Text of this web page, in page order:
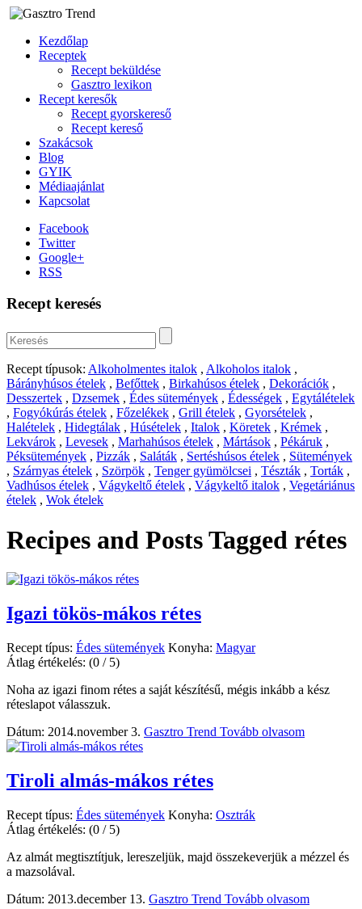
Kezdőlap
Receptek
Recept beküldése
Gasztro lexikon
Recept keresők
Recept gyorskereső
Recept kereső
Szakácsok
Blog
GYIK
Médiaajánlat
Kapcsolat
Facebook
Twitter
Google+
RSS
Recept keresés
Recept típusok: Alkoholmentes italok , Alkoholos italok ,
Bárányhúsos ételek , Befőttek , Birkahúsos ételek , Dekorációk ,
Desszertek , Dzsemek , Édes sütemények , Édességek , Egytálételek
, Fogyókúrás ételek , Főzelékek , Grill ételek , Gyorsételek ,
Halételek , Hidegtálak , Húsételek , Italok , Köretek , Krémek ,
Lekvárok , Levesek , Marhahúsos ételek , Mártások , Pékáruk ,
Péksütemények , Pizzák , Saláták , Sertéshúsos ételek , Sütemények
, Szárnyas ételek , Szörpök , Tenger gyümölcsei , Tészták , Torták ,
Vadhúsos ételek , Vágykeltő ételek , Vágykeltő italok , Vegetáriánus
ételek , Wok ételek
Recipes and Posts Tagged rétes
Igazi tökös-mákos rétes
Recept típus: Édes sütemények Konyha: Magyar
Átlag értékelés: (0 / 5)
Noha az igazi finom rétes a saját készítésű, mégis inkább a kész
réteslapot válasszuk.
Dátum: 2014.november 3. Gasztro Trend Tovább olvasom
Tiroli almás-mákos rétes
Recept típus: Édes sütemények Konyha: Osztrák
Átlag értékelés: (0 / 5)
Az almát megtisztítjuk, lereszeljük, majd összekeverjük a mézzel és
a mazsolával.
Dátum: 2013.december 13. Gasztro Trend Tovább olvasom